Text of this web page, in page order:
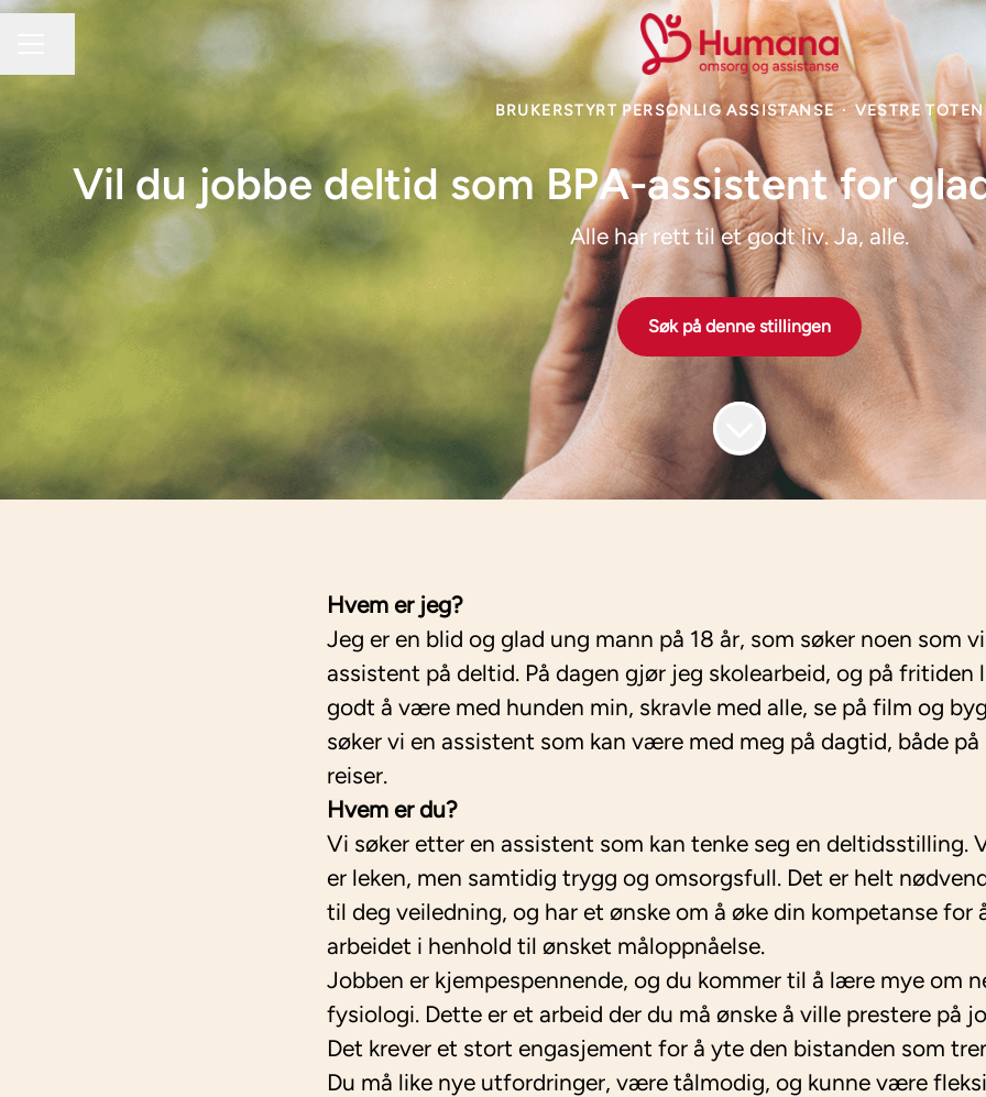
BRUKERSTYRT PERSONLIG ASSISTANSE · VESTRE TOTEN
Vil du jobbe deltid som BPA-assistent for
Alle har rett til et godt liv. Ja, alle.
Søk på denne stillingen
Hvem er jeg?
Jeg er en blid og glad ung mann på 18 år, som søker noen som
assistent på deltid. På dagen gjør jeg skolearbeid, og på fritiden
godt å være med hunden min, skravle med alle, se på film og
søker vi en assistent som kan være med meg på dagtid, både på
reiser.
Hvem er du?
Vi søker etter en assistent som kan tenke seg en deltidsstilling.
er leken, men samtidig trygg og omsorgsfull. Det er helt
til deg veiledning, og har et ønske om å øke din kompetanse for
arbeidet i henhold til ønsket måloppnåelse.
Jobben er kjempespennende, og du kommer til å lære mye om
fysiologi. Dette er et arbeid der du må ønske å ville prestere på
Det krever et stort engasjement for å yte den bistanden som
Du må like nye utfordringer, være tålmodig, og kunne være